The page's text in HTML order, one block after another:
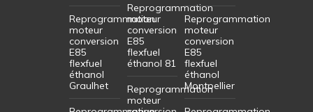
Reprogrammation
moteur
conversion
E85
flexfuel
éthanol
Graulhet
Reprogrammation
moteur
conversion
E85
flexfuel
éthanol 81
Reprogrammation
moteur
Reprogrammation
moteur
conversion
E85
flexfuel
éthanol
Montpellier